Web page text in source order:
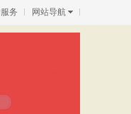
务 网站导航